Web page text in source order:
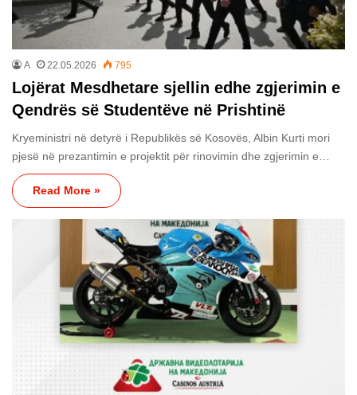
A 22.05.2026 795
Lojërat Mesdhetare sjellin edhe zgjerimin e
Qendrës së Studentëve në Prishtinë
Kryeministri në detyrë i Republikës së Kosovës, Albin Kurti mori
pjesë në prezantimin e projektit për rinovimin dhe zgjerimin e…
Read More »